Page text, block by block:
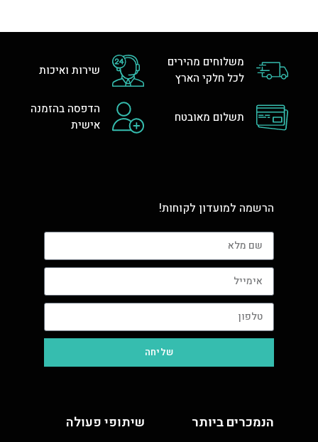
משלוחים מהירים
לכל חלקי הארץ
שירות ואיכות
תשלום מאובטח
הדפסה בהזמנה
אישית
הרשמה למועדון לקוחות!
שליחה
הנמכרים ביותר שיתופי פעולה